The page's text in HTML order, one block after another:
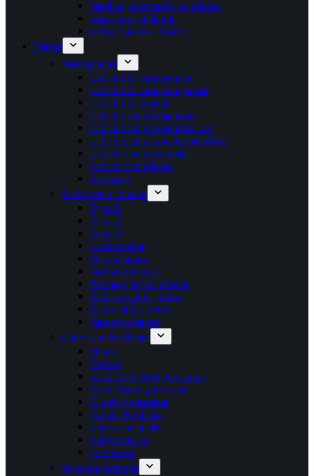
Vandlåse, stopventiler og tilbehør
Vaskekar og stålborde
Øvrige køkkenredskaber
Varme
Varmepumper
Luft til luft varmepumper
Luft til luft varmepumper sæt
Luft til luft tilbehør
Luft til vand varmepumper
Luft til vand varmepumper sæt
Luft til vand varmtvandsbeholdere
Luft til vand buffertanke
Luft til vand tilbehør
Jordvarme
Radiatorer & tilbehør
Type 11
Type 22
Type 33
Lavkonvektor
Plan radiatorer
Vertikal radiatorer
Bæringer, ben & tilbehør
Radiatorventiler, følere
Returventiler, følere
Varmeventilatorer
Gulvvarme & tilbehør
Shunte
Danfoss
Wavin AHC 9000 gulvvarme
Wavin Sentio gulvvarme
El gulvvarmemåtter
Fittings & tilbehør
Gulvvarme plader
Gulvvarme rør
Fordelerrør
Reguleringsventiler